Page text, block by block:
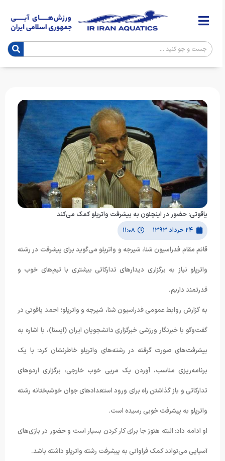
یاقوتی: حضور در اینچئون به پیشرفت واترپلو کمک می‌کند
۲۴ خرداد ۱۳۹۳ ۱۱:۰۸
قائم مقام فدراسیون شنا، شیرجه و واترپلو می‌گوید برای پیشرفت در رشته
واترپلو نیاز به برگزاری دیدارهای تدارکاتی بیشتری با تیم‌های خوب و
قدرتمند داریم.
به گزارش روابط عمومی فدراسیون شنا، شیرجه و واترپلو؛ احمد یاقوتی در
گفت‌وگو با خبرنگار ورزشی خبرگزاری دانشجویان ایران (ایسنا)، با اشاره به
پیشرفت‌های صورت گرفته در رشته‌های واترپلو خاطرنشان کرد: با یک
برنامه‌ریزی مناسب، آوردن یک مربی خوب خارجی، برگزاری اردوهای
تدارکاتی و باز گذاشتن راه برای ورود استعدادهای جوان خوشبختانه رشته
واترپلو به پیشرفت خوبی رسیده است.
او ادامه داد: البته هنوز جا برای کار کردن بسیار است و حضور در بازی‌های
آسیایی می‌تواند کمک فراوانی به پیشرفت رشته واترپلو داشته باشد.